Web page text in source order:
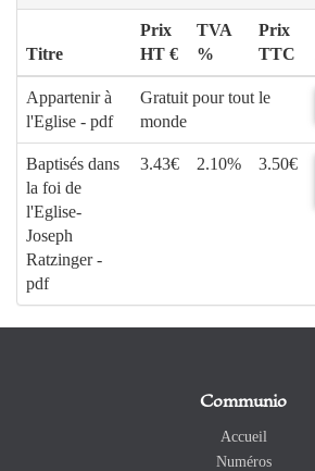
Titre
Prix
HT €
TVA
%
Prix
TTC
Appartenir à
l'Eglise - pdf
Gratuit pour tout le
monde
Baptisés dans
la foi de
l'Eglise-
Joseph
Ratzinger -
pdf
3.43€ 2.10% 3.50€
Communio
Accueil
Numéros